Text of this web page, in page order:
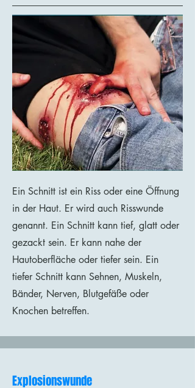
Ein Schnitt ist ein Riss oder eine Öffnung
in der Haut. Er wird auch Risswunde
genannt. Ein Schnitt kann tief, glatt oder
gezackt sein. Er kann nahe der
Hautoberfläche oder tiefer sein. Ein
tiefer Schnitt kann Sehnen, Muskeln,
Bänder, Nerven, Blutgefäße oder
Knochen betreffen.
Explosionswunde